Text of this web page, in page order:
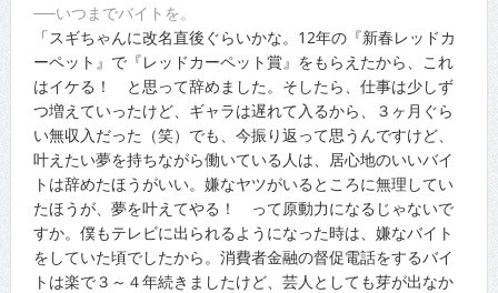
──いつまでバイトを。
「スギちゃんに改名直後ぐらいかな。12年の『新春レッドカ
ーペット』で『レッドカーペット賞』をもらえたから、これ
はイケる！ と思って辞めました。そしたら、仕事は少しず
つ増えていったけど、ギャラは遅れて入るから、３ヶ月ぐら
い無収入だった（笑）でも、今振り返って思うんですけど、
叶えたい夢を持ちながら働いている人は、居心地のいいバイ
トは辞めたほうがいい。嫌なヤツがいるところに無理してい
たほうが、夢を叶えてやる！ って原動力になるじゃないで
すか。僕もテレビに出られるようになった時は、嫌なバイト
をしていた頃でしたから。消費者金融の督促電話をするバイ
トは楽で３～４年続きましたけど、芸人としても芽が出なか